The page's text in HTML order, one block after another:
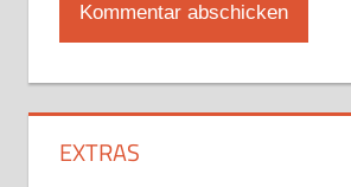
EXTRAS